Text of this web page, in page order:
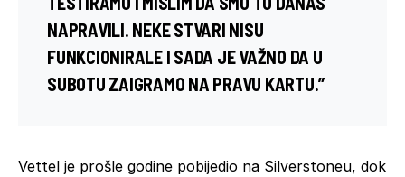
NAPRAVILI. NEKE STVARI NISU
FUNKCIONIRALE I SADA JE VAŽNO DA U
SUBOTU ZAIGRAMO NA PRAVU KARTU.”
Vettel je prošle godine pobijedio na Silverstoneu, dok